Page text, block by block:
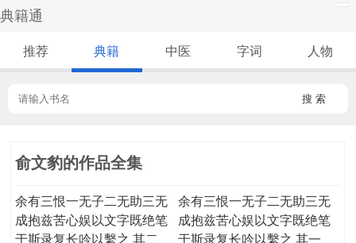
典籍通
推荐 典籍 中医 字词 人物
搜 索
俞文豹的作品全集
余有三恨一无子二无助三无
成抱兹苦心娱以文字既绝笔
于斯录复长吟以繫之 其二
余有三恨一无子二无助三无
成抱兹苦心娱以文字既绝笔
于斯录复长吟以繫之 其一